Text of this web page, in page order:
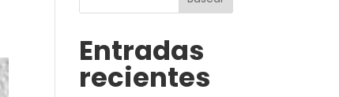
Entradas
recientes